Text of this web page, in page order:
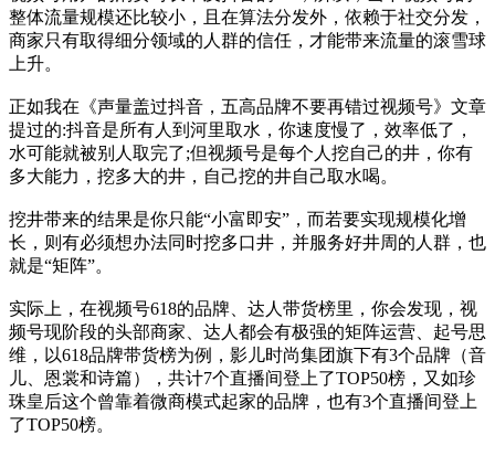
整体流量规模还比较小，且在算法分发外，依赖于社交分发，
商家只有取得细分领域的人群的信任，才能带来流量的滚雪球
上升。
正如我在《声量盖过抖音，五高品牌不要再错过视频号》文章
提过的:抖音是所有人到河里取水，你速度慢了，效率低了，
水可能就被别人取完了;但视频号是每个人挖自己的井，你有
多大能力，挖多大的井，自己挖的井自己取水喝。
挖井带来的结果是你只能“小富即安”，而若要实现规模化增
长，则有必须想办法同时挖多口井，并服务好井周的人群，也
就是“矩阵”。
实际上，在视频号618的品牌、达人带货榜里，你会发现，视
频号现阶段的头部商家、达人都会有极强的矩阵运营、起号思
维，以618品牌带货榜为例，影儿时尚集团旗下有3个品牌（音
儿、恩裳和诗篇），共计7个直播间登上了TOP50榜，又如珍
珠皇后这个曾靠着微商模式起家的品牌，也有3个直播间登上
了TOP50榜。